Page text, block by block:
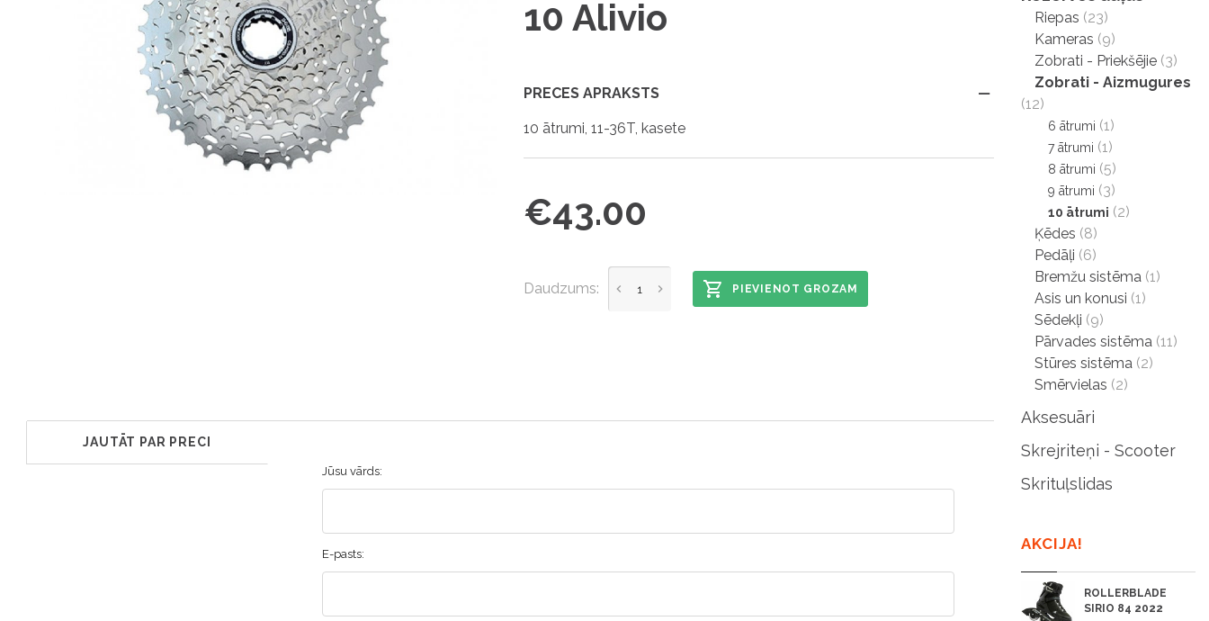
10 Alivio
PRECES APRAKSTS
10 ātrumi, 11-36T, kasete
€43.00
Daudzums: PIEVIENOT GROZAM
JAUTĀT PAR PRECI
Jūsu vārds:
E-pasts:
Riepas (23)
Kameras (9)
Zobrati - Priekšējie (3)
Zobrati - Aizmugures
(12)
6 ātrumi (1)
7 ātrumi (1)
8 ātrumi (5)
9 ātrumi (3)
10 ātrumi (2)
Ķēdes (8)
Pedāļi (6)
Bremžu sistēma (1)
Asis un konusi (1)
Sēdekļi (9)
Pārvades sistēma (11)
Stūres sistēma (2)
Smērvielas (2)
Aksesuāri
Skrejriteņi - Scooter
Skrituļslidas
AKCIJA!
ROLLERBLADE
SIRIO 84 2022